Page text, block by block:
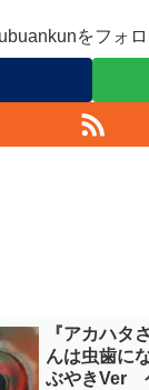
をフォ
『アカハタ
んは虫歯に
ぶやきVer